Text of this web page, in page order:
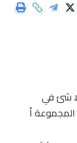
شئ في
المجموعة أ